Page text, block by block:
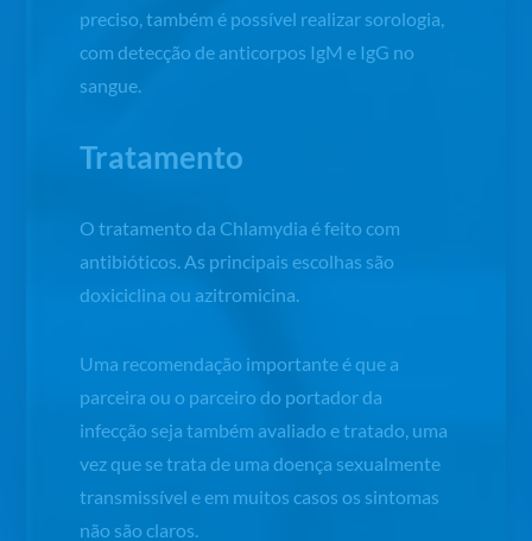
preciso, também é possível realizar sorologia,
com detecção de anticorpos IgM e IgG no
sangue.
Tratamento
O tratamento da Chlamydia é feito com
antibióticos. As principais escolhas são
doxiciclina ou azitromicina.
Uma recomendação importante é que a
parceira ou o parceiro do portador da
infecção seja também avaliado e tratado, uma
vez que se trata de uma doença sexualmente
transmissível e em muitos casos os sintomas
não são claros.